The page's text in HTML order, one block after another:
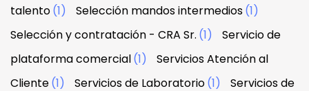
talento(1) Selección mandos intermedios(1)
Selección y contratación - CRA Sr. (1)
Servicio de
plataforma comercial(1)
Servicios Atención al
Cliente(1) Servicios de Laboratorio(1)
Servicios de